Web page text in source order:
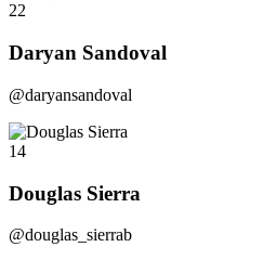
22
Daryan Sandoval
@daryansandoval
14
Douglas Sierra
@douglas_sierrab